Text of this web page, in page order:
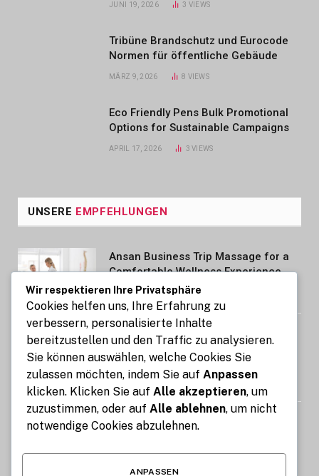
JUNI 19, 2026 3 VIEWS
Tribüne Brandschutz und Eurocode
Normen für öffentliche Gebäude
MÄRZ 9, 2026 8 VIEWS
Eco Friendly Pens Bulk Promotional
Options for Sustainable Campaigns
APRIL 17, 2026 3 VIEWS
UNSERE EMPFEHLUNGEN
Ansan Business Trip Massage for a
Comfortable Wellness Experience
AUGUST 7, 2026
Kennzeichen express: So gelingt die
Kfz-Zulassung in nur 15 Minuten
online
AUGUST 7, 2026
Image Compressor: Reduce Image
Wir respektieren Ihre Privatsphäre
Cookies helfen uns, Ihre Erfahrung zu
verbessern, personalisierte Inhalte
bereitzustellen und den Traffic zu analysieren.
Sie können auswählen, welche Cookies Sie
zulassen möchten, indem Sie auf Anpassen
klicken. Klicken Sie auf Alle akzeptieren, um
zuzustimmen, oder auf Alle ablehnen, um nicht
notwendige Cookies abzulehnen.
ANPASSEN